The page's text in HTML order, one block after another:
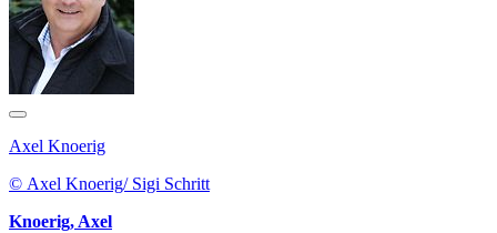
Axel Knoerig
© Axel Knoerig/ Sigi Schritt
Knoerig, Axel